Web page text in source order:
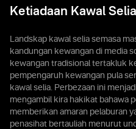
Ketiadaan Kawal Selia
Landskap kawal selia semasa
kandungan kewangan di media
kewangan tradisional tertakluk
pempengaruh kewangan pula
kawal selia. Perbezaan ini
mengambil kira hakikat bahawa
memberikan amaran pelaburan
penasihat bertauliah menurut